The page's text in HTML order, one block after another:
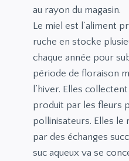
au rayon du magasin.
Le miel est l’aliment
ruche en stocke
chaque année pour
période de floraison
l’hiver. Elles
produit par les fleurs
pollinisateurs. Elles
par des échanges
suc aqueux va se